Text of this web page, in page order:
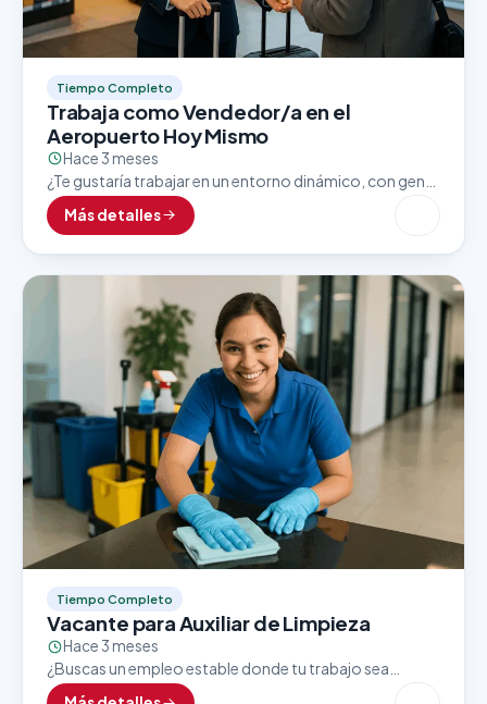
Tiempo Completo
Trabaja como Vendedor/a en el
Aeropuerto Hoy Mismo
Hace 3 meses
¿Te gustaría trabajar en un entorno dinámico, con gente
de todo el mundo y excelentes oportunidades de
crecimiento? Una importante tienda ubicada dentro
del…
Más detalles
Tiempo Completo
Vacante para Auxiliar de Limpieza
Hace 3 meses
¿Buscas un empleo estable donde tu trabajo sea
valorado y reconocido? Una empresa líder en su sector